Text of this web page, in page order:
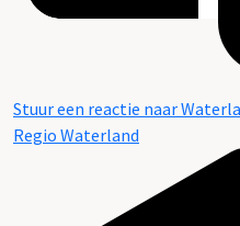
Stuur een reactie naar
Regio Waterland